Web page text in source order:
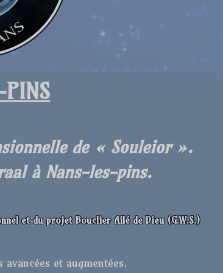
de« Souleior ».
à Nans-les-pins.
et du projet Bouclier Ailé de Dieu (G.W.S.)
et augmentées.